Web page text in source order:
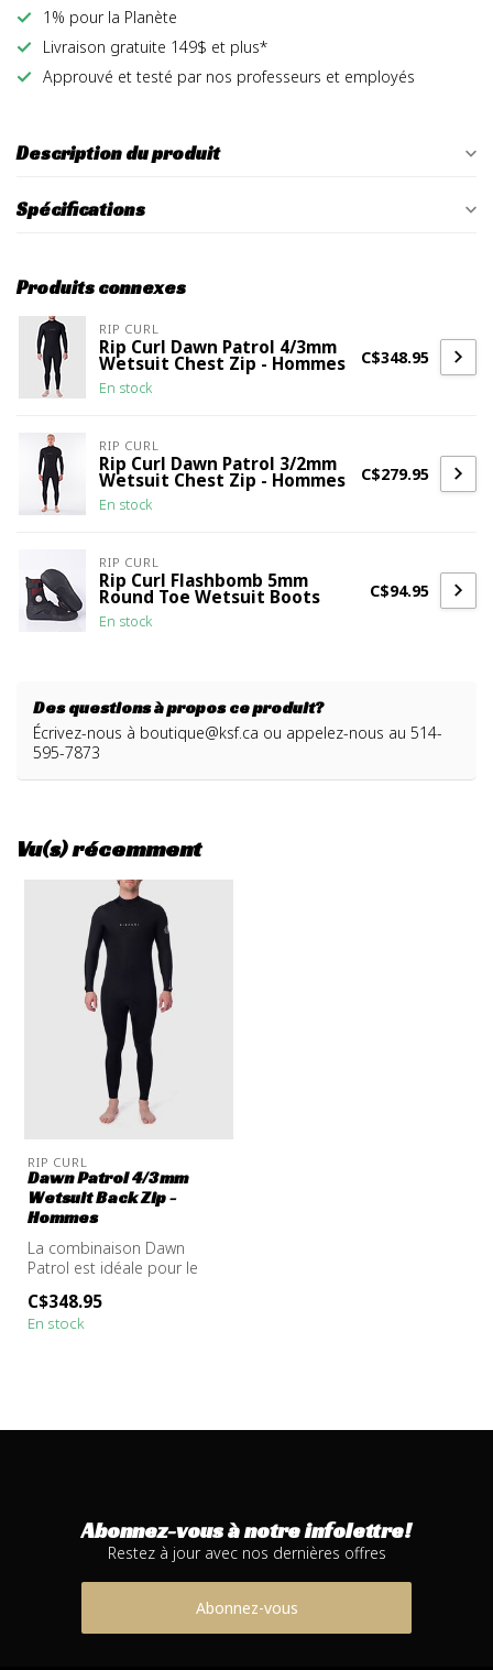
1% pour la Planète
Livraison gratuite 149$ et plus*
Approuvé et testé par nos professeurs et employés
Description du produit
Spécifications
Produits connexes
RIP CURL
Rip Curl Dawn Patrol 4/3mm
Wetsuit Chest Zip - Hommes
En stock
C$348.95
RIP CURL
Rip Curl Dawn Patrol 3/2mm
Wetsuit Chest Zip - Hommes
En stock
C$279.95
RIP CURL
Rip Curl Flashbomb 5mm
Round Toe Wetsuit Boots
En stock
C$94.95
Des questions à propos ce produit?
Écrivez-nous à boutique@ksf.ca ou appelez-nous au 514-
595-7873
Vu(s) récemment
RIP CURL
Dawn Patrol 4/3mm
Wetsuit Back Zip -
Hommes
La combinaison Dawn
Patrol est idéale pour le
haute pe...
C$348.95
En stock
Abonnez-vous à notre infolettre!
Restez à jour avec nos dernières offres
Abonnez-vous